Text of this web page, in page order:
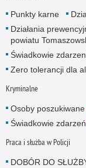
Punkty karne
Działania
powiatu
Świadkowie
Zero tolerancji dla
Kryminalne
Osoby poszukiwane
Świadkowie zdarzeń
Praca i służba w Policji
DOBÓR DO